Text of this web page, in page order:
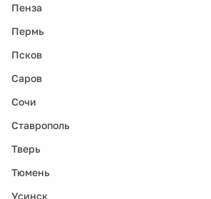
Пенза
Пермь
Псков
Саров
Сочи
Ставрополь
Тверь
Тюмень
Усинск